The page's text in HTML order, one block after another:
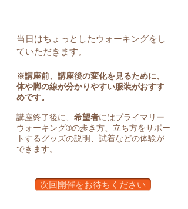
当日はちょっとしたウォーキングをし
ていただきます。
※講座前、講座後の変化を見るために、
体や脚の線が分かりやすい服装がおすす
めです。
講座終了後に、 希望者にはプライマリー
ウォーキング®の歩き方、立ち方をサポー
トするグッズの説明、試着などの体験が
できます。
次回開催をお待ちください